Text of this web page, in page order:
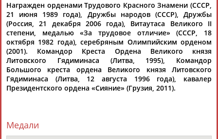
Награжден орденами Трудового Красного Знамени (СССР,
21 июня 1989 года), Дружбы народов (СССР), Дружбы
(Россия, 21 декабря 2006 года), Витаутаса Великого II
степени, медалью «За трудовое отличие» (СССР, 18
октября 1982 года), серебряным Олимпийским орденом
(2001). Командор Креста Ордена Великого князя
Литовского Гядиминаса (Литва, 1995), Командор
Большого креста ордена Великого князя Литовского
Гядиминаса (Литва, 12 августа 1996 года), кавалер
Президентского ордена «Сияние» (Грузия, 2011).
Медали